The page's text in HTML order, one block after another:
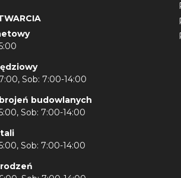
Sob: 7:00-14:00
budowlanych
Sob: 7:00-14:00
Sob: 7:00-14:00